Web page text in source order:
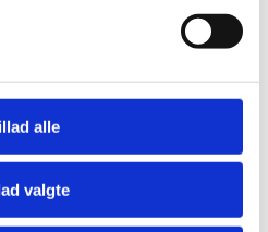
alle
valgte
Tak!